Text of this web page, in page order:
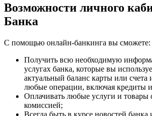
Возможности личного
Банка
С помощью онлайн-банкинга вы сможете:
Получить всю необходимую
услугах банка, которые вы
актуальный баланс карты или счета
любые операции, включая кредиты
Оплачивать любые услуги и товары
комиссией;
Всегда быть в курсе новостей банка